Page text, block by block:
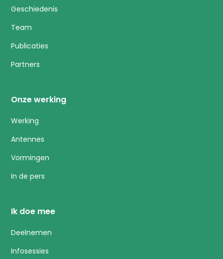
Geschiedenis
Team
Publicaties
Partners
Onze werking
Werking
Antennes
Vormingen
In de pers
Ik doe mee
Deelnemen
Infosessies